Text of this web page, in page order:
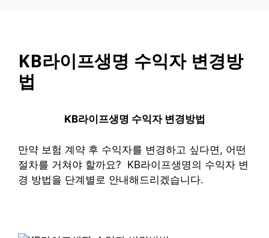
KB라이프생명 수익자 변경방
법
KB라이프생명 수익자 변경방법
만약 보험 계약 후 수익자를 변경하고 싶다면, 어떤
절차를 거쳐야 할까요? KB라이프생명의 수익자 변
경 방법을 단계별로 안내해드리겠습니다.